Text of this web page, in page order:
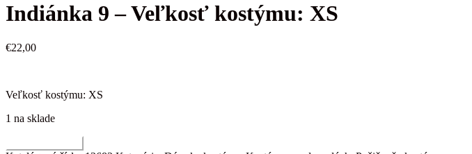
Indiánka 9 – Veľkosť kostýmu: XS
€22,00
Veľkosť kostýmu: XS
1 na sklade